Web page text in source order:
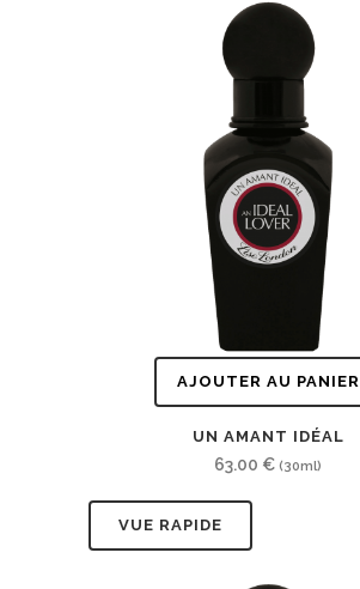
AJOUTER AU PANIER
UN AMANT IDÉAL
63.00 € (30ml)
VUE RAPIDE